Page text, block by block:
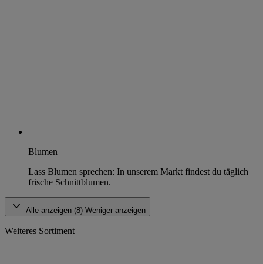
Blumen
Lass Blumen sprechen: In unserem Markt findest du täglich
frische Schnittblumen.
Alle anzeigen (8) Weniger anzeigen
Weiteres Sortiment